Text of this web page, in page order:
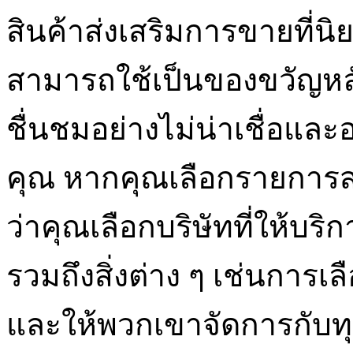
สินค้าส่งเสริมการขายที่นิ
สามารถใช้เป็นของขวัญห
ชื่นชมอย่างไม่น่าเชื่อแล
คุณ หากคุณเลือกรายการ
ว่าคุณเลือกบริษัทที่ให้บริก
รวมถึงสิ่งต่าง ๆ เช่นการ
และให้พวกเขาจัดการกั